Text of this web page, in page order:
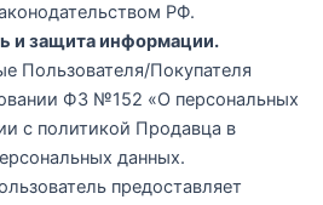
РФ.
и защита информации.
Пользователя/Покупателя
ФЗ №152 «О персональных
с политикой Продавца в
данных.
предоставляет